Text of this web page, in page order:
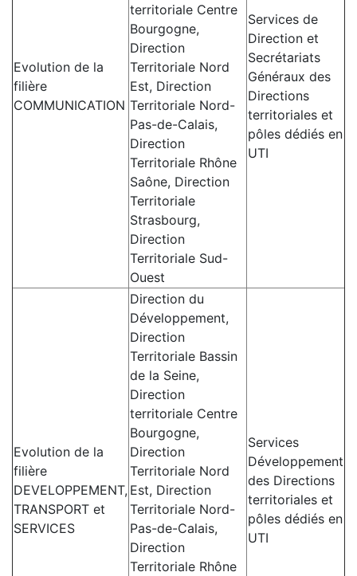
Evolution de la
filière
COMMUNICATION
territoriale Centre
Bourgogne,
Direction
Territoriale Nord
Est, Direction
Territoriale Nord-
Pas-de-Calais,
Direction
Territoriale Rhône
Saône, Direction
Territoriale
Strasbourg,
Direction
Territoriale Sud-
Ouest
Services de
Direction et
Secrétariats
Généraux des
Directions
territoriales et
pôles dédiés en
UTI
Evolution de la
filière
DEVELOPPEMENT,
TRANSPORT et
SERVICES
Direction du
Développement,
Direction
Territoriale Bassin
de la Seine,
Direction
territoriale Centre
Bourgogne,
Direction
Territoriale Nord
Est, Direction
Territoriale Nord-
Pas-de-Calais,
Direction
Territoriale Rhône
Services
Développement
des Directions
territoriales et
pôles dédiés en
UTI